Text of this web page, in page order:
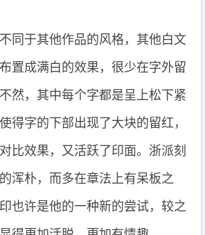
同于其他作品的风格，其他白文
置成满白的效果，很少在字外留
然，其中每个字都是呈上松下紧
得字的下部出现了大块的留红，
比效果，又活跃了印面。浙派刻
浑朴，而多在章法上有呆板之
也许是他的一种新的尝试，较之